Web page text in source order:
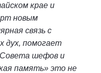
крае и
новым
связь с
дух, помогает
Совета шефов и
память» это не